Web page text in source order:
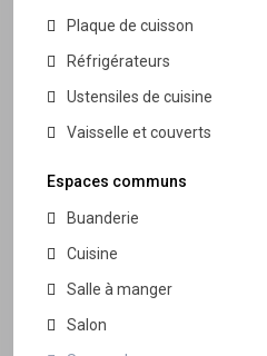
Plaque de cuisson
Réfrigérateurs
Ustensiles de cuisine
Vaisselle et couverts
Espaces communs
Buanderie
Cuisine
Salle à manger
Salon